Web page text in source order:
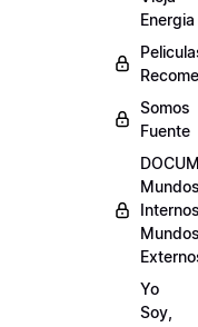
Energia
Somos
Fuente
Yo
Soy,